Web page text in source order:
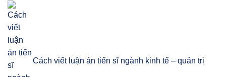
Cách viết luận án tiến sĩ ngành kinh tế – quản trị